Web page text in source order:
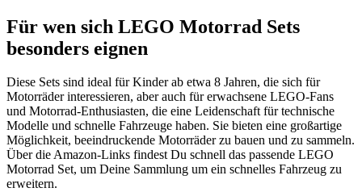
Für wen sich LEGO Motorrad Sets
besonders eignen
Diese Sets sind ideal für Kinder ab etwa 8 Jahren, die sich für
Motorräder interessieren, aber auch für erwachsene LEGO-Fans
und Motorrad-Enthusiasten, die eine Leidenschaft für technische
Modelle und schnelle Fahrzeuge haben. Sie bieten eine großartige
Möglichkeit, beeindruckende Motorräder zu bauen und zu sammeln.
Über die Amazon-Links findest Du schnell das passende LEGO
Motorrad Set, um Deine Sammlung um ein schnelles Fahrzeug zu
erweitern.